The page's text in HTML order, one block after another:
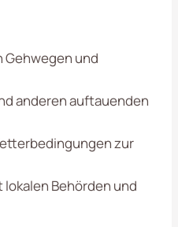
Gehwegen und
anderen auftauenden
zur
Behörden und